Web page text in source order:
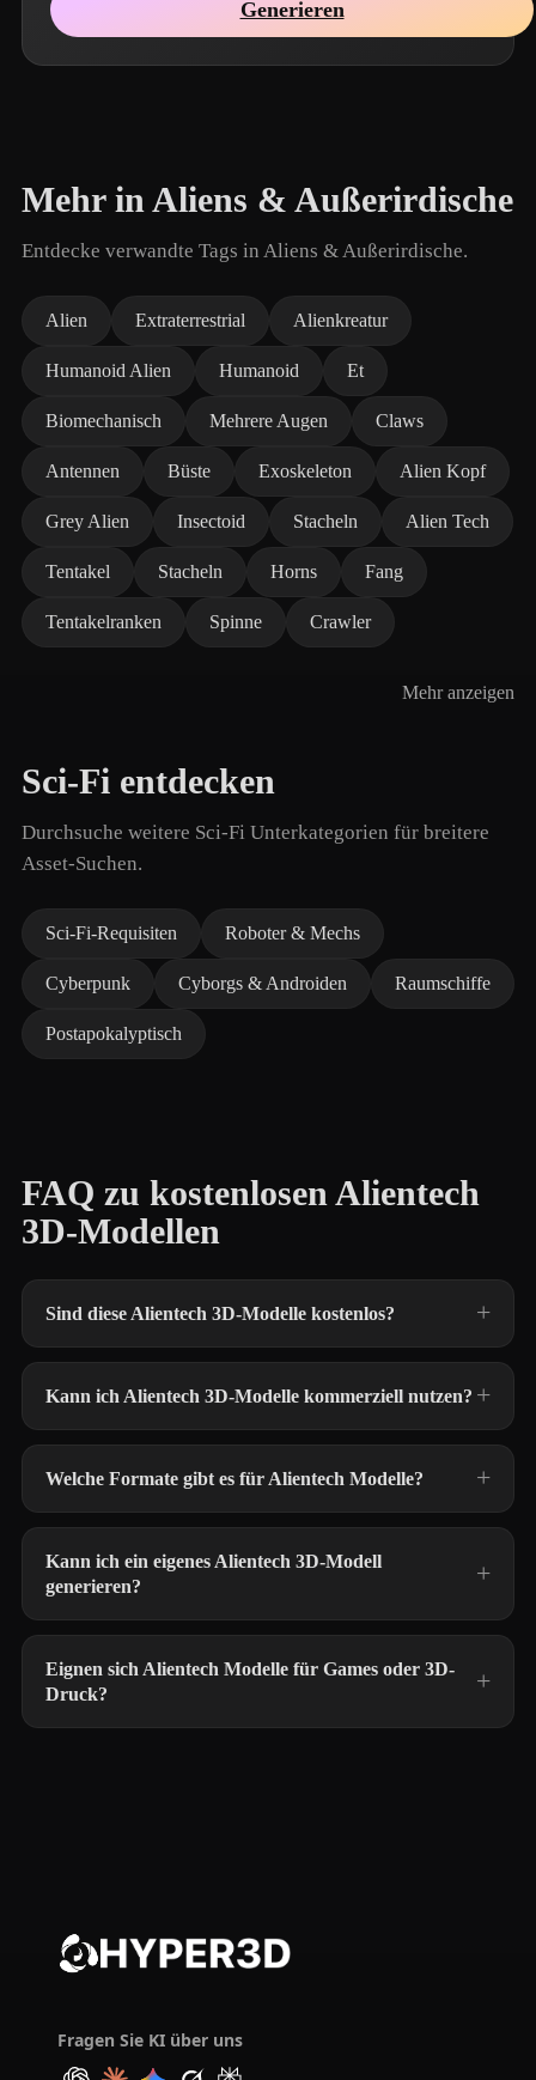
Generieren
Mehr in Aliens & Außerirdische
Entdecke verwandte Tags in Aliens & Außerirdische.
Alien Extraterrestrial Alienkreatur
Humanoid Alien Humanoid Et
Biomechanisch Mehrere Augen Claws
Antennen Büste Exoskeleton Alien Kopf
Grey Alien Insectoid Stacheln Alien Tech
Tentakel Stacheln Horns Fang
Tentakelranken Spinne Crawler
Mehr anzeigen
Sci-Fi entdecken
Durchsuche weitere Sci-Fi Unterkategorien für breitere
Asset-Suchen.
Sci-Fi-Requisiten Roboter & Mechs
Cyberpunk Cyborgs & Androiden Raumschiffe
Postapokalyptisch
FAQ zu kostenlosen Alientech
3D-Modellen
Sind diese Alientech 3D-Modelle kostenlos?
Kann ich Alientech 3D-Modelle kommerziell nutzen?
Welche Formate gibt es für Alientech Modelle?
Kann ich ein eigenes Alientech 3D-Modell
generieren?
Eignen sich Alientech Modelle für Games oder 3D-
Druck?
Fragen Sie KI über uns